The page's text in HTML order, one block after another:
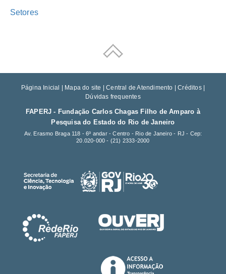
Setores
Página Inicial Mapa do site |Central de Atendimento |Créditos|
Dúvidas frequentes
FAPERJ - Fundação Carlos Chagas Filho de Amparo à
Pesquisa do Estado do Rio de Janeiro
Av. Erasmo Braga 118 - 6º andar - Centro - Rio de Janeiro - RJ - Cep:
20.020-000 - (21) 2333-2000